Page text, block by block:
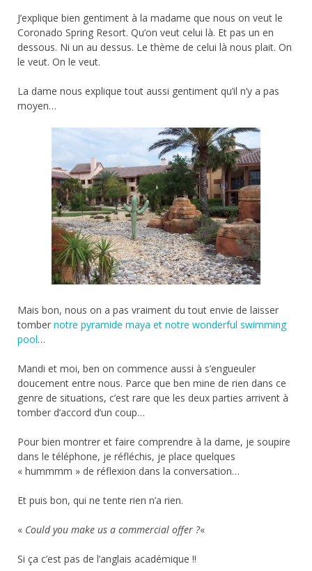
J’explique bien gentiment à la madame que nous on veut le
Coronado Spring Resort. Qu’on veut celui là. Et pas un en
dessous. Ni un au dessus. Le thème de celui là nous plait. On
le veut. On le veut.
La dame nous explique tout aussi gentiment qu’il n’y a pas
moyen…
Mais bon, nous on a pas vraiment du tout envie de laisser
tomber notre pyramide maya et notre wonderful swimming
pool…
Mandi et moi, ben on commence aussi à s’engueuler
doucement entre nous. Parce que ben mine de rien dans ce
genre de situations, c’est rare que les deux parties arrivent à
tomber d’accord d’un coup…
Pour bien montrer et faire comprendre à la dame, je soupire
dans le téléphone, je réfléchis, je place quelques
« hummmm » de réflexion dans la conversation…
Et puis bon, qui ne tente rien n’a rien.
« Could you make us a commercial offer ?«
Si ça c’est pas de l’anglais académique !!